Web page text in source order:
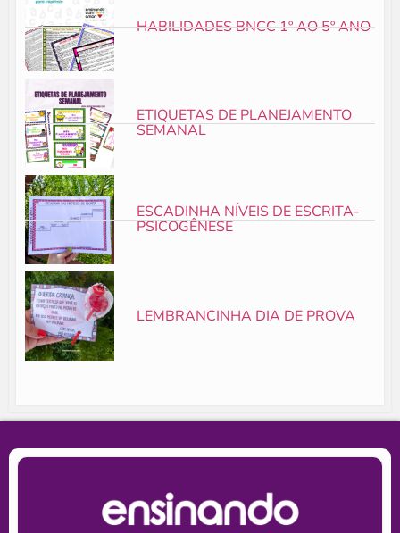
HABILIDADES BNCC 1º AO 5º ANO
ETIQUETAS DE PLANEJAMENTO
SEMANAL
ESCADINHA NÍVEIS DE ESCRITA-
PSICOGÊNESE
LEMBRANCINHA DIA DE PROVA